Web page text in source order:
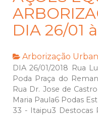
DIA 26/01
Arborização
DIA 26/01/2018 Rua
Poda Praça do
Rua Dr. Jose de
Maria Paula6 Podas
33 - Itaipu3 Destocas